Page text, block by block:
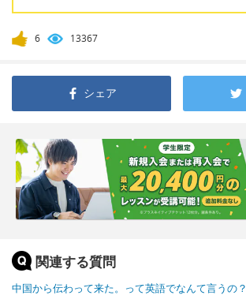
6 13367
シェア
関連する質問
中国から伝わって来た。って英語でなんて言うの？